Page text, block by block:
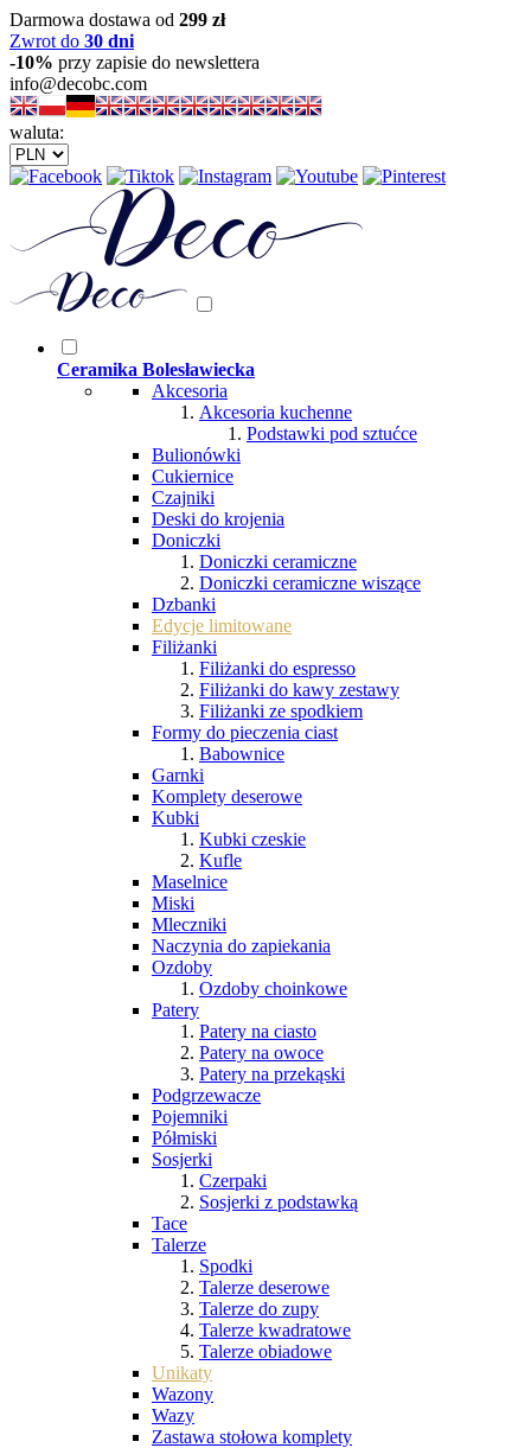
Darmowa dostawa od 299 zł
Zwrot do 30 dni
-10% przy zapisie do newslettera
info@decobc.com
waluta:
Ceramika Bolesławiecka
Akcesoria
Akcesoria kuchenne
Podstawki pod sztućce
Bulionówki
Cukiernice
Czajniki
Deski do krojenia
Doniczki
Doniczki ceramiczne
Doniczki ceramiczne wiszące
Dzbanki
Edycje limitowane
Filiżanki
Filiżanki do espresso
Filiżanki do kawy zestawy
Filiżanki ze spodkiem
Formy do pieczenia ciast
Babownice
Garnki
Komplety deserowe
Kubki
Kubki czeskie
Kufle
Maselnice
Miski
Mleczniki
Naczynia do zapiekania
Ozdoby
Ozdoby choinkowe
Patery
Patery na ciasto
Patery na owoce
Patery na przekąski
Podgrzewacze
Pojemniki
Półmiski
Sosjerki
Czerpaki
Sosjerki z podstawką
Tace
Talerze
Spodki
Talerze deserowe
Talerze do zupy
Talerze kwadratowe
Talerze obiadowe
Unikaty
Wazony
Wazy
Zastawa stołowa komplety